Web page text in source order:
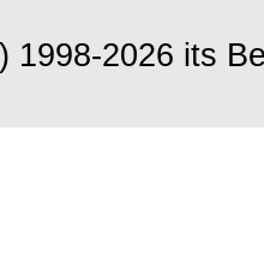
1998-2026 its